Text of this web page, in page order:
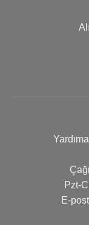
Pzt-
Е-